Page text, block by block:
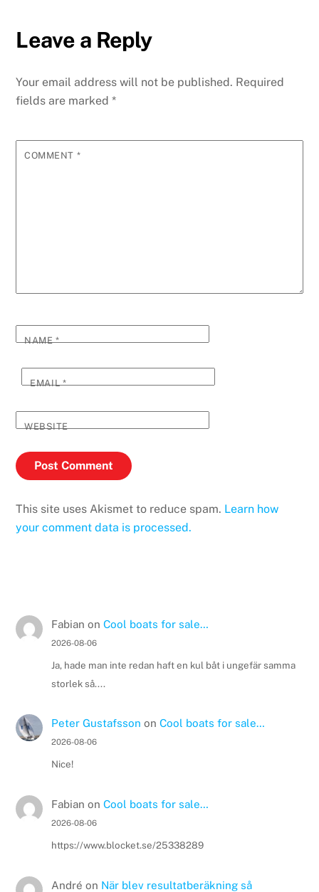
Leave a Reply
Your email address will not be published. Required
fields are marked*
COMMENT *
NAME*
EMAIL*
WEBSITE
This site uses Akismet to reduce spam. Learn how
your comment data is processed.
Fabian on Cool boats for sale…
2026-08-06
Ja, hade man inte redan haft en kul båt i ungefär samma
storlek så....
Peter Gustafsson on Cool boats for sale…
2026-08-06
Nice!
Fabian on Cool boats for sale…
2026-08-06
https://www.blocket.se/25338289
André on När blev resultatberäkning så